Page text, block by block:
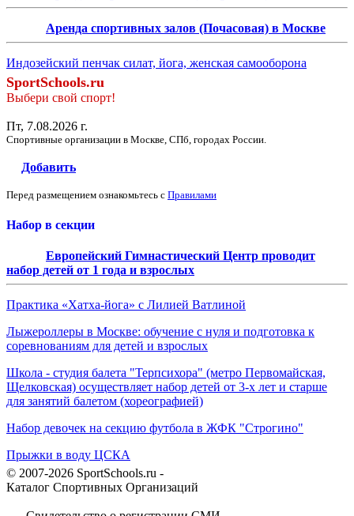
Аренда спортивных залов (Почасовая) в Москве
Индозейский пенчак силат, йога, женская самооборона
SportSchools.ru
Выбери свой спорт!
Пт, 7.08.2026 г.
Спортивные организации в Москве, СПб, городах России.
Добавить
Перед размещением ознакомьтесь с Правилами
Набор в секции
Европейский Гимнастический Центр проводит
набор детей от 1 года и взрослых
Практика «Хатха-йога» с Лилией Ватлиной
Лыжероллеры в Москве: обучение с нуля и подготовка к
соревнованиям для детей и взрослых
Школа - студия балета "Терпсихора" (метро Первомайская,
Щелковская) осуществляет набор детей от 3-х лет и старше
для занятий балетом (хореографией)
Набор девочек на секцию футбола в ЖФК "Строгино"
Прыжки в воду ЦСКА
© 2007-2026 SportSchools.ru -
Каталог Спортивных Организаций